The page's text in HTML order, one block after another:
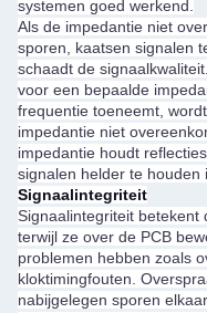
systemen goed werkend.
Als de impedantie niet
sporen, kaatsen signalen
schaadt de
voor een bepaalde
frequentie toeneemt,
impedantie niet
impedantie houdt
signalen helder te houden
Signaalintegriteit
Signaalintegriteit betekent
terwijl ze over de PCB
problemen hebben zoals
kloktimingfouten.
nabijgelegen sporen